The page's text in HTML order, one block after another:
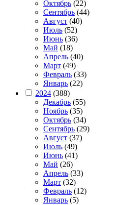
Октябрь (22)
Сентябрь (44)
Август (40)
Июль (52)
Июнь (36)
Май (18)
Апрель (40)
Март (49)
Февраль (33)
Январь (22)
2024 (388)
Декабрь (55)
Ноябрь (35)
Октябрь (34)
Сентябрь (29)
Август (37)
Июль (49)
Июнь (41)
Май (26)
Апрель (33)
Март (32)
Февраль (12)
Январь (5)